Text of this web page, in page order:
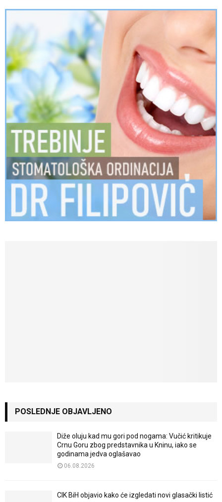
POSLEDNJE OBJAVLJENO
Diže oluju kad mu gori pod nogama: Vučić kritikuje
Crnu Goru zbog predstavnika u Kninu, iako se
godinama jedva oglašavao
06.08.2026
CIK BiH objavio kako će izgledati novi glasački listić